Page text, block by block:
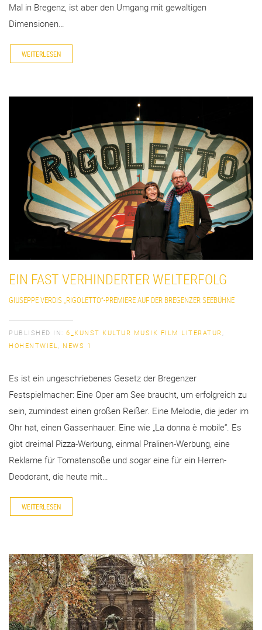
Mal in Bregenz, ist aber den Umgang mit gewaltigen
Dimensionen…
WEITERLESEN
EIN FAST VERHINDERTER WELTERFOLG
GIUSEPPE VERDIS „RIGOLETTO“-PREMIERE AUF DER BREGENZER SEEBÜHNE
PUBLISHED IN: 6_KUNST KULTUR MUSIK FILM LITERATUR
HOHENTWIEL
NEWS 1
Es ist ein ungeschriebenes Gesetz der Bregenzer
Festspielmacher: Eine Oper am See braucht, um erfolgreich zu
sein, zumindest einen großen Reißer. Eine Melodie, die jeder im
Ohr hat, einen Gassenhauer. Eine wie „La donna è mobile“. Es
gibt dreimal Pizza-Werbung, einmal Pralinen-Werbung, eine
Reklame für Tomatensoße und sogar eine für ein Herren-
Deodorant, die heute mit…
WEITERLESEN